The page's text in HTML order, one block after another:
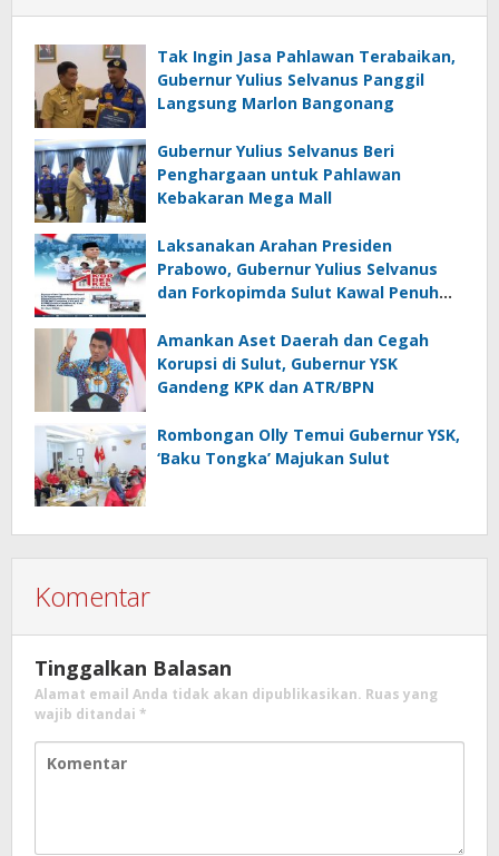
Tak Ingin Jasa Pahlawan Terabaikan,
Gubernur Yulius Selvanus Panggil
Langsung Marlon Bangonang
Gubernur Yulius Selvanus Beri
Penghargaan untuk Pahlawan
Kebakaran Mega Mall
Laksanakan Arahan Presiden
Prabowo, Gubernur Yulius Selvanus
dan Forkopimda Sulut Kawal Penuh
Amankan Aset Daerah dan Cegah
Korupsi di Sulut, Gubernur YSK
Gandeng KPK dan ATR/BPN
Rombongan Olly Temui Gubernur YSK,
‘Baku Tongka’ Majukan Sulut
Komentar
Tinggalkan Balasan
Alamat email Anda tidak akan dipublikasikan. Ruas yang
wajib ditandai *